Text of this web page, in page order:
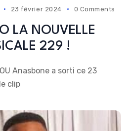
23 février 2024 0 Comments
LA NOUVELLE
229 !
Anasbone a sorti ce 23
clip